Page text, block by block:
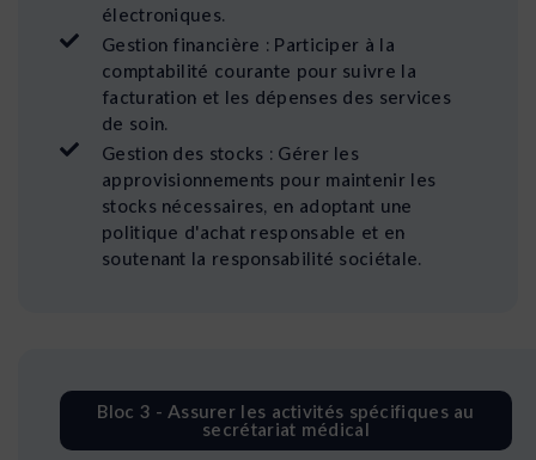
électroniques.
Gestion financière : Participer à la
comptabilité courante pour suivre la
facturation et les dépenses des services
de soin.
Gestion des stocks : Gérer les
approvisionnements pour maintenir les
stocks nécessaires, en adoptant une
politique d'achat responsable et en
soutenant la responsabilité sociétale.
Bloc 3 - Assurer les activités spécifiques au
secrétariat médical